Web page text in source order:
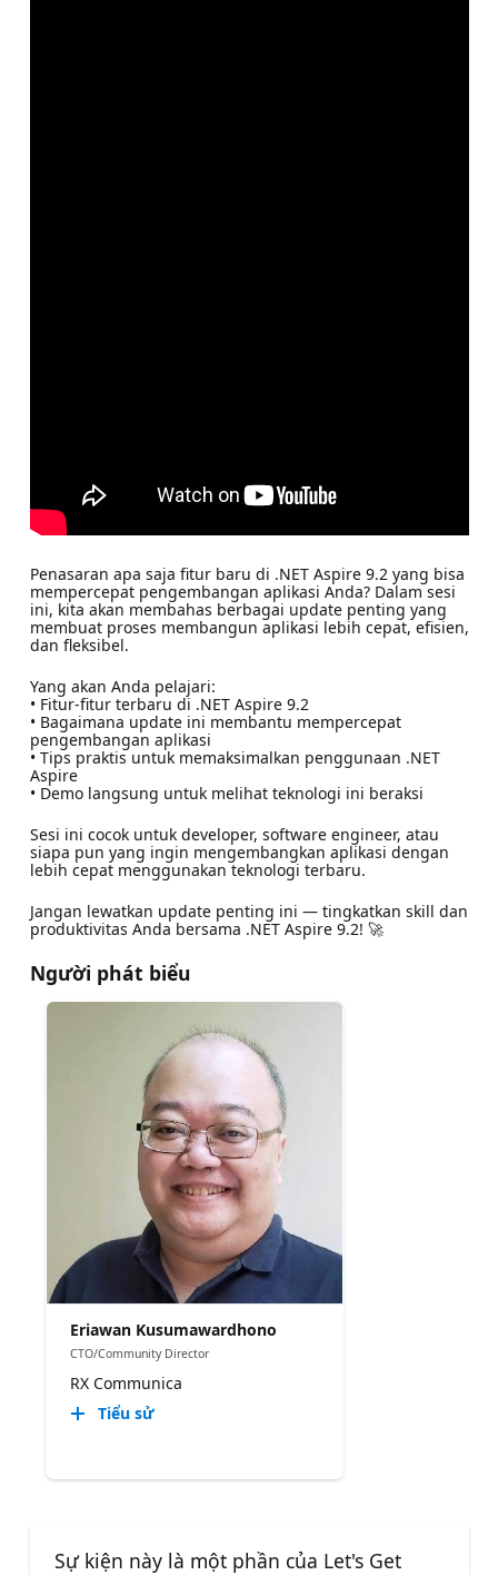
Penasaran apa saja fitur baru di .NET Aspire 9.2 yang bisa
mempercepat pengembangan aplikasi Anda? Dalam sesi
ini, kita akan membahas berbagai update penting yang
membuat proses membangun aplikasi lebih cepat, efisien,
dan fleksibel.
Yang akan Anda pelajari:
• Fitur-fitur terbaru di .NET Aspire 9.2
• Bagaimana update ini membantu mempercepat
pengembangan aplikasi
• Tips praktis untuk memaksimalkan penggunaan .NET
Aspire
• Demo langsung untuk melihat teknologi ini beraksi
Sesi ini cocok untuk developer, software engineer, atau
siapa pun yang ingin mengembangkan aplikasi dengan
lebih cepat menggunakan teknologi terbaru.
Jangan lewatkan update penting ini — tingkatkan skill dan
produktivitas Anda bersama .NET Aspire 9.2! 🚀
Người phát biểu
Eriawan Kusumawardhono
CTO/Community Director
RX Communica
Tiểu sử
Sự kiện này là một phần của Let's Get